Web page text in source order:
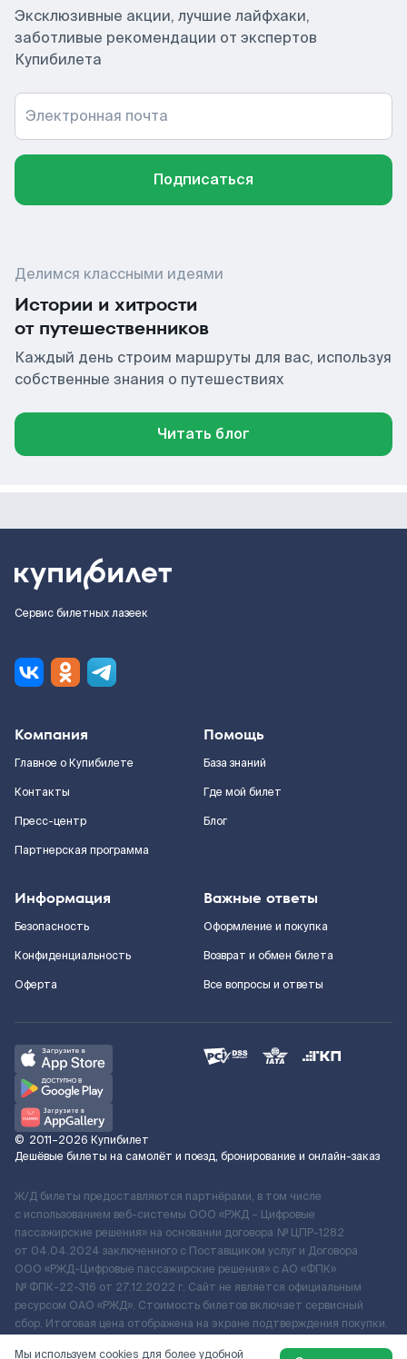
Эксклюзивные акции, лучшие лайфхаки,
заботливые рекомендации от экспертов
Купибилета
Электронная почта
Подписаться
Делимся классными идеями
Истории и хитрости
от путешественников
Каждый день строим маршруты для вас, используя
собственные знания о путешествиях
Читать блог
Сервис билетных лазеек
Компания
Главное о Купибилете
Контакты
Пресс-центр
Партнерская программа
Помощь
База знаний
Где мой билет
Блог
Информация
Безопасность
Конфиденциальность
Оферта
Важные ответы
Оформление и покупка
Возврат и обмен билета
Все вопросы и ответы
© 2011–2026 Купибилет
Дешёвые билеты на самолёт и поезд, бронирование и онлайн-заказ
Ж/Д билеты предоставляются партнёрами, в том числе
с использованием веб-системы ООО «РЖД – Цифровые
пассажирские решения» на основании договора № ЦПР-1282
от 04.04.2024 заключенного с Поставщиком услуг и Договора
ООО «РЖД-Цифровые пассажирские решения» c АО «ФПК»
№ ФПК-22-316 от 27.12.2022 г. Сайт не является официальным
ресурсом ОАО «РЖД». Стоимость билетов включает сервисный
сбор. Итоговая цена отображена на экране подтверждения покупки.
Мы используем cookies для более удобной